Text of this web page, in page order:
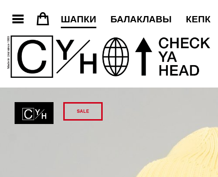
= 3 ШАПКИ БАЛАКЛАВЫ КЕПКИ
SALE